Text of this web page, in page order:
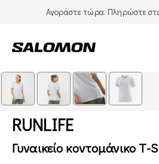
Αγοράστε τώρα. Πληρώστε
RUNLIFE
Γυναικείο κοντομάνικο T-